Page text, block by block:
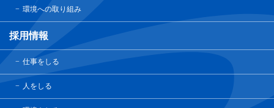
環境への取り組み
採用情報
仕事をしる
人をしる